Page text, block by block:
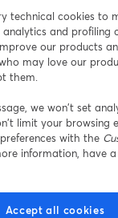
新しいタブで開く
タブで開く
technical cookies to
and profiling
our products
may love our
them.
we won’t set
limit your browsing
with the
information, have
Accept all cookies